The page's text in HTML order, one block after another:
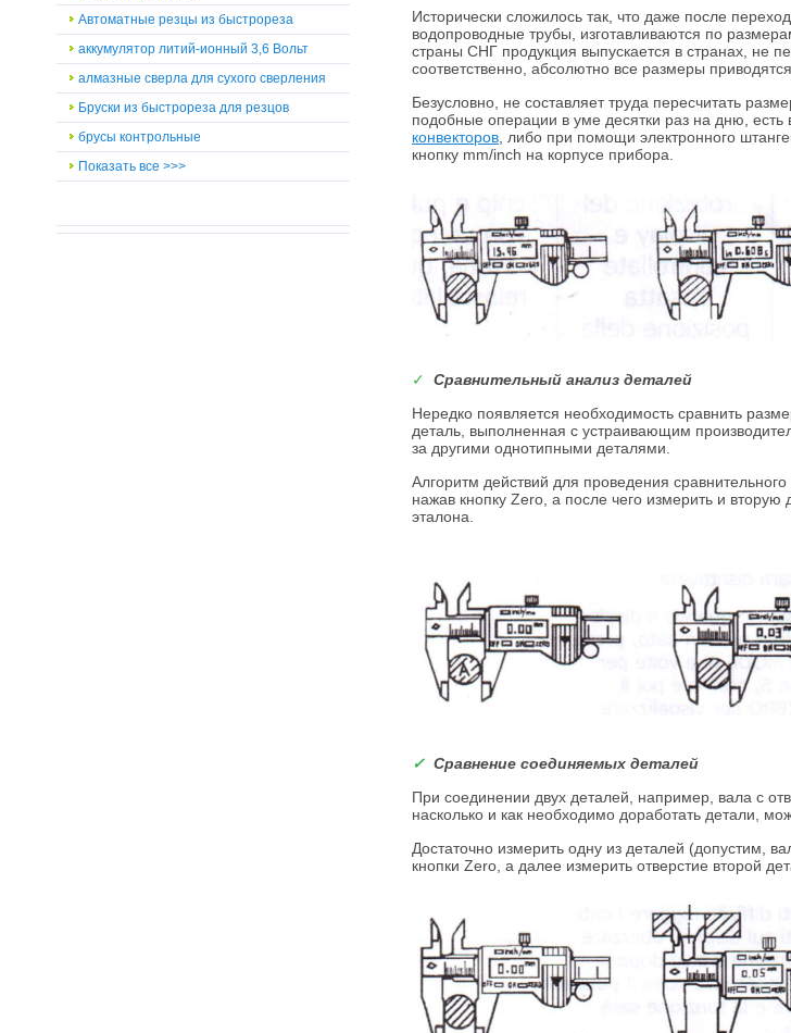
Автоматные резцы из быстрореза
аккумулятор литий-ионный 3,6 Вольт
алмазные сверла для сухого сверления
Бруски из быстрореза для резцов
брусы контрольные
Показать все >>>
Исторически сложилось так, что даже после
водопроводные трубы, изготавливаются по
страны СНГ продукция выпускается в странах,
соответственно, абсолютно все размеры
Безусловно, не составляет труда пересчитать
подобные операции в уме десятки раз на дню,
конвекторов , либо при помощи электронного
кнопку mm/inch на корпусе прибора.
✓
Сравнительный анализ деталей
Нередко появляется необходимость сравнить
деталь, выполненная с устраивающим
за другими однотипными деталями.
Алгоритм действий для проведения
нажав кнопку Zero, а после чего измерить и
эталона.
✓ Сравнение соединяемых деталей
При соединении двух деталей, например, вала с
насколько и как необходимо доработать детали,
Достаточно измерить одну из деталей (допустим,
кнопки Zero, а далее измерить отверстие второй